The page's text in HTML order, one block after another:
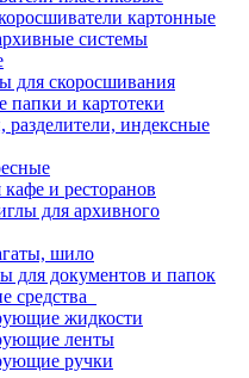
картонные
системы
для скоросшивания
папки и картотеки
разделители, индексные
и ресторанов
для архивного
шило
для документов и папок
средства
жидкости
ленты
ручки